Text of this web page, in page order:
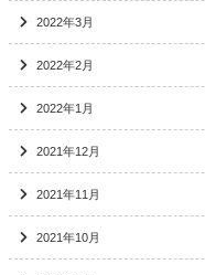
2022年3月
2022年2月
2022年1月
2021年12月
2021年11月
2021年10月